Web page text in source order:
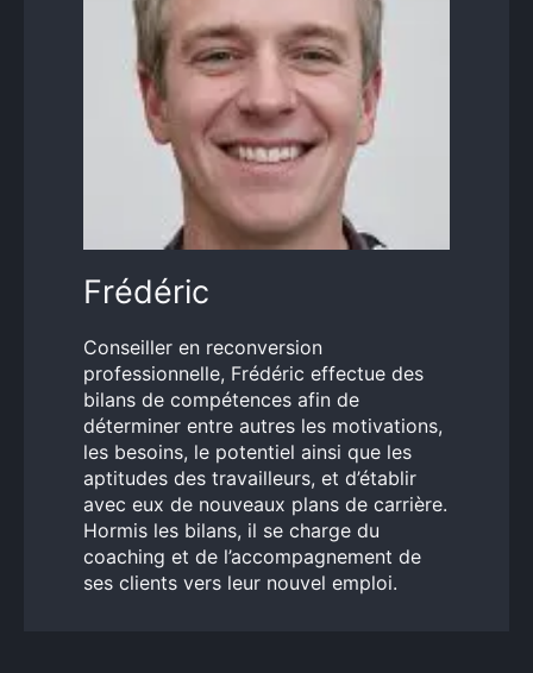
Frédéric
Conseiller en reconversion
professionnelle, Frédéric effectue des
bilans de compétences afin de
déterminer entre autres les motivations,
les besoins, le potentiel ainsi que les
aptitudes des travailleurs, et d’établir
avec eux de nouveaux plans de carrière.
Hormis les bilans, il se charge du
coaching et de l’accompagnement de
ses clients vers leur nouvel emploi.